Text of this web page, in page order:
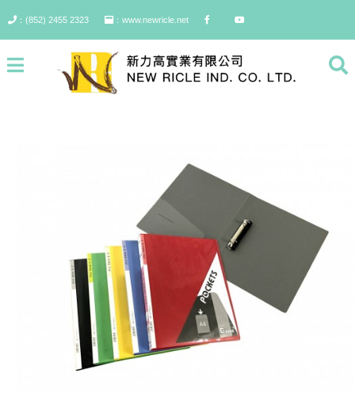
：(852) 2455 2323 ：www.newricle.net
Godex 兩孔D型實色文件夾,
A4, 25mm